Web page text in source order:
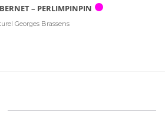
– PERLIMPINPIN
Georges Brassens